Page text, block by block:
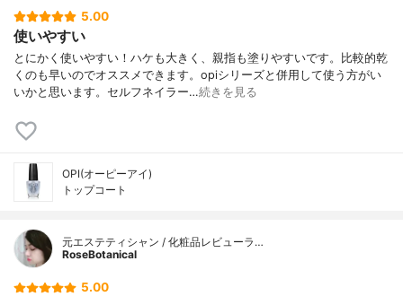
5.00
使いやすい
とにかく使いやすい！ハケも大きく、親指も塗りやすいです。比較的乾
くのも早いのでオススメできます。opiシリーズと併用して使う方がい
いかと思います。セルフネイラー…続きを見る
OPI(オーピーアイ)
トップコート
元エステティシャン / 化粧品レビューラ…
RoseBotanical
5.00